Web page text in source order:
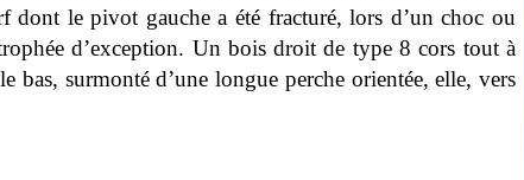
le pivot gauche a été fracturé, lors d’un choc ou
d’exception. Un bois droit de type 8 cors tout à
bas, surmonté d’une longue perche orientée, elle, vers